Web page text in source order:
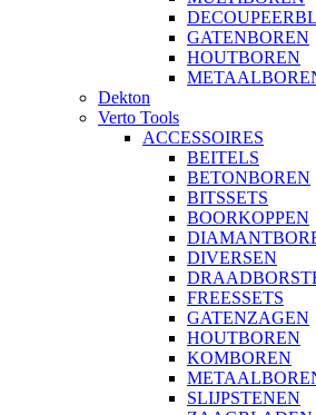
GATENBOREN
HOUTBOREN
Dekton
Verto Tools
ACCESSOIRES
BEITELS
BETONBOREN
BITSSETS
BOORKOPPEN
DIVERSEN
FREESSETS
GATENZAGEN
HOUTBOREN
KOMBOREN
SLIJPSTENEN